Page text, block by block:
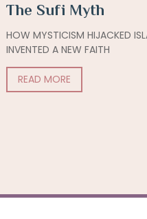
The Sufi Myth
HOW MYSTICISM HIJACKED
INVENTED A NEW FAITH
READ MORE